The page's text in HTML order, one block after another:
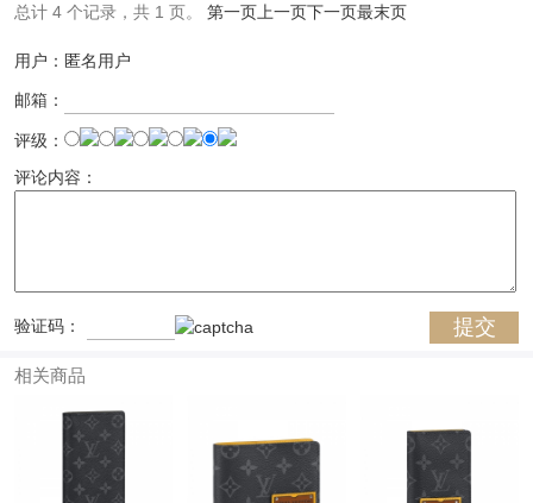
总计 4 个记录，共 1 页。 第一页 上一页下一页最末页
用户：匿名用户
邮箱：
评级：
评论内容：
验证码：
相关商品